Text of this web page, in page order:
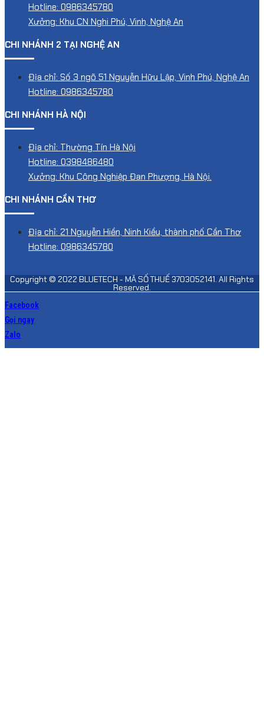
Hotline: 0986345780
Xưởng: Khu CN Nghi Phú, Vinh, Nghệ An
CHI NHÁNH 2 TẠI NGHỆ AN
Địa chỉ: Số 3 ngõ 51 Nguyễn Hữu Lập, Vinh Phú, Nghệ An
Hotline: 0986345780
CHI NHÁNH HÀ NỘI
Địa chỉ: Thường Tín Hà Nội
Hotline: 0398486480
Xưởng: Khu Công Nghiệp Đan Phượng, Hà Nội.
CHI NHÁNH CẦN THƠ
Địa chỉ: 21 Nguyễn Hiền, Ninh Kiều, thành phố Cần Thơ
Hotline: 0986345780
Copyright © 2022 BLUETECH - MÃ SỐ THUẾ 3703052141. All Rights
Reserved.
Facebook
Gọi ngay
Zalo